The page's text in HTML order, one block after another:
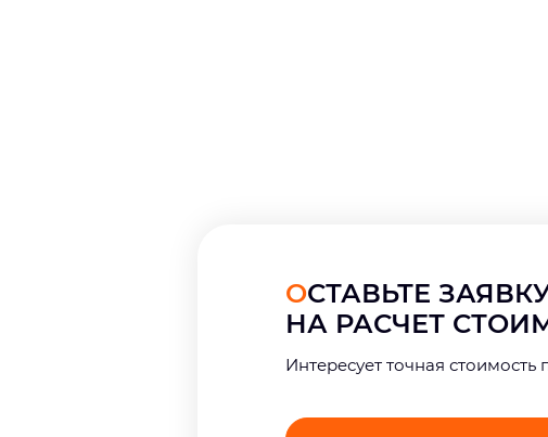
ОСТАВЬТЕ
НА РАСЧЕТ
Интерeсует точная